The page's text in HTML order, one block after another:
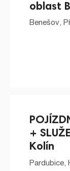
oblast
Benešov,
+
Kolín
Pardubice,